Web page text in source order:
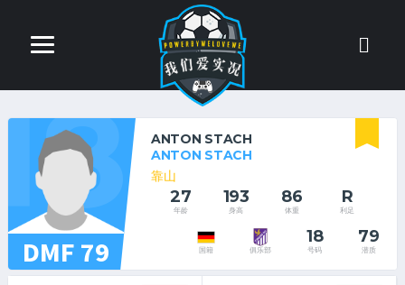
DMF 79
ANTON STACH
ANTON STACH
靠山
27
年龄
193
身高
86
体重
R
利足
国籍 俱乐部
18
号码
79
潜质